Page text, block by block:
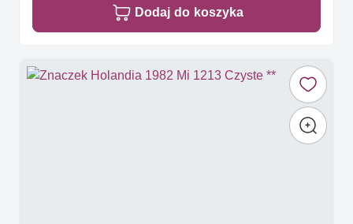
Dodaj do koszyka